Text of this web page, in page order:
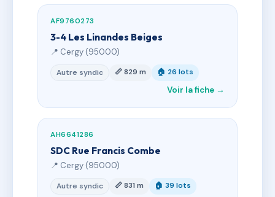
AF9760273
3-4 Les Linandes Beiges
📍 Cergy (95000)
Autre syndic 📏 829 m 🏠 26 lots
Voir la fiche →
AH6641286
SDC Rue Francis Combe
📍 Cergy (95000)
Autre syndic 📏 831 m 🏠 39 lots